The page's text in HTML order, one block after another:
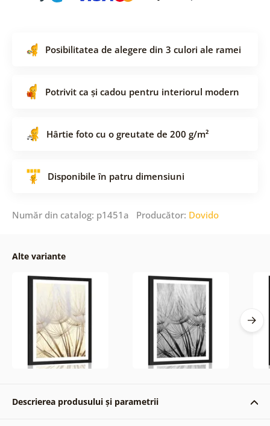
Posibilitatea de alegere din 3 culori ale ramei
Potrivit ca și cadou pentru interiorul modern
Hârtie foto cu o greutate de 200 g/m²
Disponibile în patru dimensiuni
Număr din catalog: p1451a Producător: Dovido
Alte variante
Descrierea produsului și parametrii